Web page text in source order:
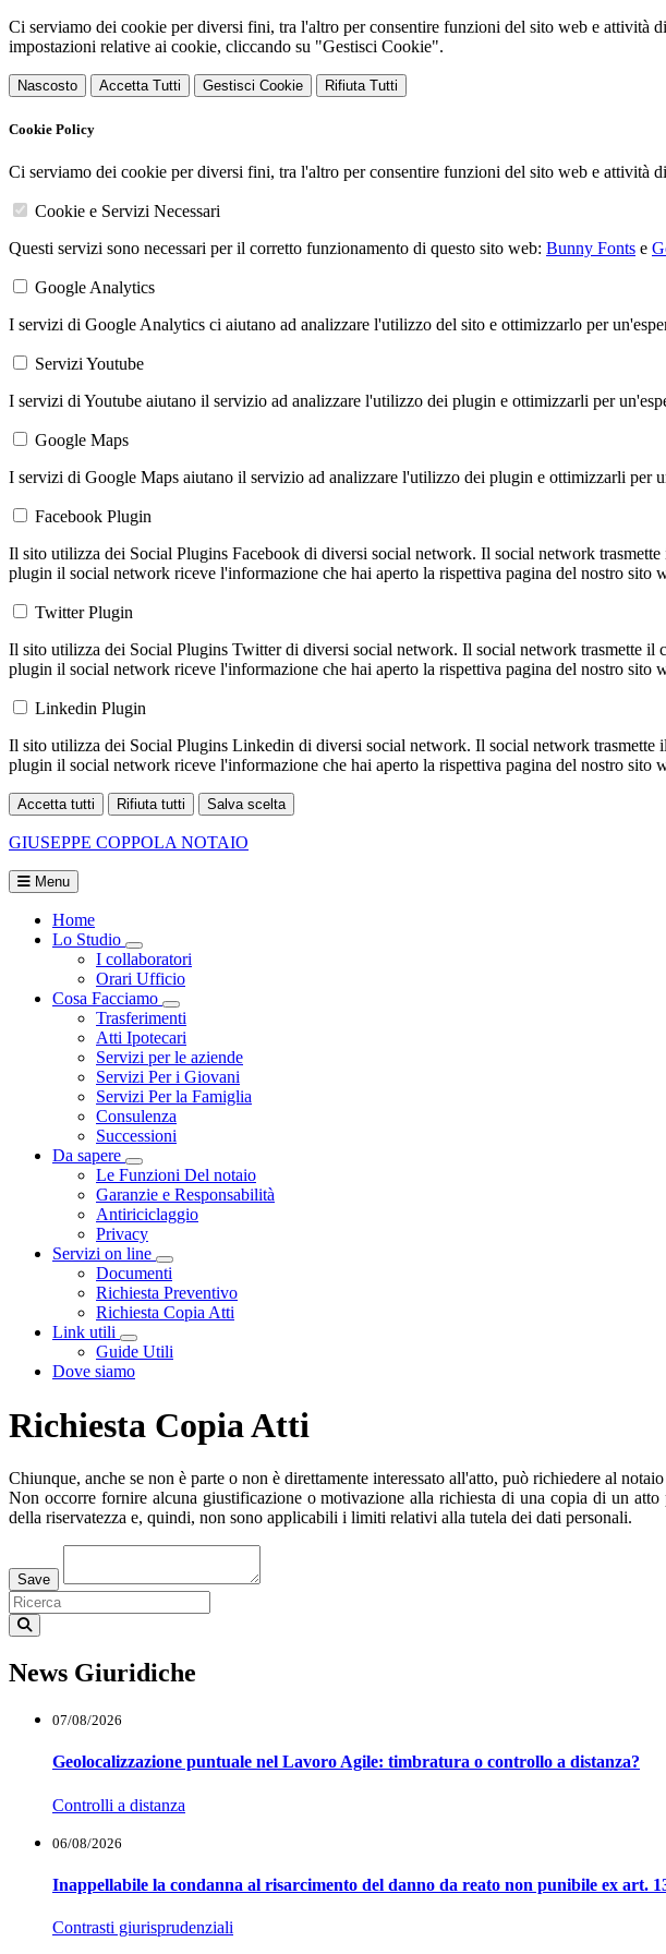
Ci serviamo dei cookie per diversi fini, tra l'altro per consentire funzioni del sito web e attività
impostazioni relative ai cookie, cliccando su "Gestisci Cookie".
Nascosto Accetta Tutti Gestisci Cookie Rifiuta Tutti
Cookie Policy
Ci serviamo dei cookie per diversi fini, tra l'altro per consentire funzioni del sito web e attività
Cookie e Servizi Necessari
Questi servizi sono necessari per il corretto funzionamento di questo sito web: Bunny Fonts e
Google Analytics
I servizi di Google Analytics ci aiutano ad analizzare l'utilizzo del sito e ottimizzarlo per
Servizi Youtube
I servizi di Youtube aiutano il servizio ad analizzare l'utilizzo dei plugin e ottimizzarli per
Google Maps
I servizi di Google Maps aiutano il servizio ad analizzare l'utilizzo dei plugin e ottimizzarli per
Facebook Plugin
Il sito utilizza dei Social Plugins Facebook di diversi social network. Il social network
plugin il social network riceve l'informazione che hai aperto la rispettiva pagina del nostro sito
Twitter Plugin
Il sito utilizza dei Social Plugins Twitter di diversi social network. Il social network trasmette
plugin il social network riceve l'informazione che hai aperto la rispettiva pagina del nostro sito
Linkedin Plugin
Il sito utilizza dei Social Plugins Linkedin di diversi social network. Il social network
plugin il social network riceve l'informazione che hai aperto la rispettiva pagina del nostro sito
Accetta tutti Rifiuta tutti Salva scelta
GIUSEPPE COPPOLA NOTAIO
Menu
Home
Lo Studio
Visualizza menù di secondo livello
I collaboratori
Orari Ufficio
Cosa Facciamo
Visualizza menù di secondo livello
Trasferimenti
Atti Ipotecari
Servizi per le aziende
Servizi Per i Giovani
Servizi Per la Famiglia
Consulenza
Successioni
Da sapere
Visualizza menù di secondo livello
Le Funzioni Del notaio
Garanzie e Responsabilità
Antiriciclaggio
Privacy
Servizi on line
Visualizza menù di secondo livello
Documenti
Richiesta Preventivo
Richiesta Copia Atti
Link utili
Visualizza menù di secondo livello
Guide Utili
Dove siamo
Richiesta Copia Atti
Chiunque, anche se non è parte o non è direttamente interessato all'atto, può richiedere al
Non occorre fornire alcuna giustificazione o motivazione alla richiesta di una copia di un
della riservatezza e, quindi, non sono applicabili i limiti relativi alla tutela dei dati personali.
Save
News Giuridiche
07/08/2026
Geolocalizzazione puntuale nel Lavoro Agile: timbratura o controllo a distanza?
Controlli a distanza
06/08/2026
Inappellabile la condanna al risarcimento del danno da reato non punibile ex art.
Contrasti giurisprudenziali